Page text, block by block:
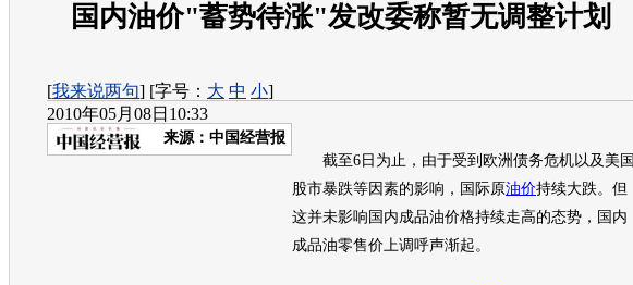
国内油价"蓄势待涨"发改委称暂无调整计划
[我来说两句] [字号： 大 中 小]
2010年05月08日10:33
来源： 中国经营报
截至6日为止，由于受到欧洲债务危机以及美国
股市暴跌等因素的影响，国际原油价持续大跌。但
这并未影响国内成品油价格持续走高的态势，国内
成品油零售价上调呼声渐起。